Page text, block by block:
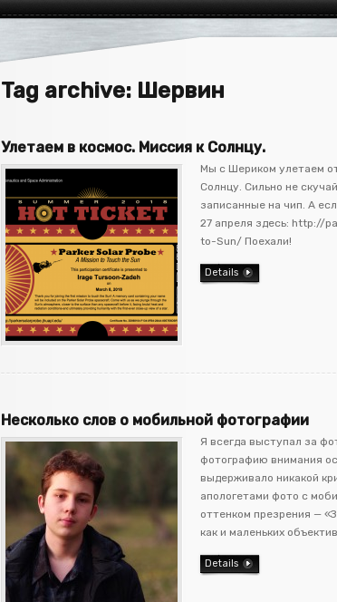
Tag archive: Шервин
Улетаем в космос. Миссия к Солнцу.
Мы с Шериком улетаем
Солнцу. Сильно не
записанные на чип. А
27 апреля здесь: http://
to-Sun/ Поехали!
Details
Несколько слов о мобильной фотографии
Я всегда выступал за
фотографию внимания
выдерживало никакой
апологетами фото с
оттенком презрения —
как и маленьких
Details